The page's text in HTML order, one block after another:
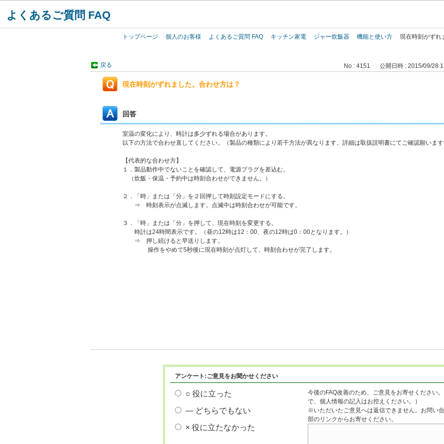
よくあるご質問 FAQ
トップページ 個人のお客様 よくあるご質問 FAQ キッチン家電 ジャー炊飯器 機能と使い方
現在時刻がずれ
戻る No : 4151 公開日時 : 2015/09/28
現在時刻がずれました。合わせ方は？
回答
室温の変化により、時計は多少ずれる場合があります。
以下の方法で合わせ直してください。（製品の種類により若干方法が異なります。詳細は取扱説明書にてご確認願います
【代表的な合わせ方】
１．製品動作中でないことを確認して、電源プラグを差込む。
（炊飯・保温・予約中は時刻合わせができません。）
２．「時」または「分」を２回押して時刻設定モードにする。
⇒ 時刻表示が点滅します。点滅中は時刻合わせが可能です。
３．「時」または「分」を押して、現在時刻を変更する。
時計は24時間表示です。（昼の12時は12：00、夜の12時は0：00となります。）
⇒ 押し続けると早送りします。
操作をやめて5秒後に現在時刻が点灯して、時刻合わせが完了します。
アンケート:ご意見をお聞かせください
○ 役に立った
― どちらでもない
× 役に立たなかった
今後のFAQ改善のため、ご意見をお寄せください
で、個人情報の記入はお控えください。）
※いただいたご意見へは返信できません。お問い
部のリンクからお寄せください。